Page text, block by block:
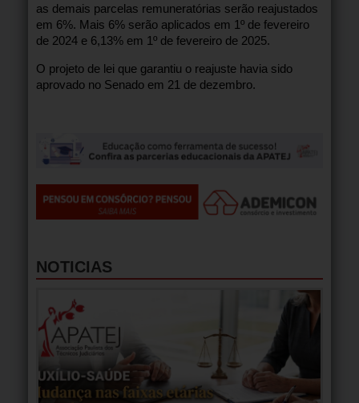
as demais parcelas remuneratórias serão reajustados
em 6%. Mais 6% serão aplicados em 1º de fevereiro
de 2024 e 6,13% em 1º de fevereiro de 2025.
O projeto de lei que garantiu o reajuste havia sido
aprovado no Senado em 21 de dezembro.
NOTICIAS